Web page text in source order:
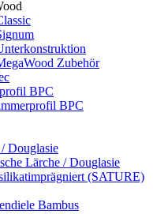
Zubehör
BPC
BPC
Douglasie
Lärche / Douglasie
(SATURE)
Bambus